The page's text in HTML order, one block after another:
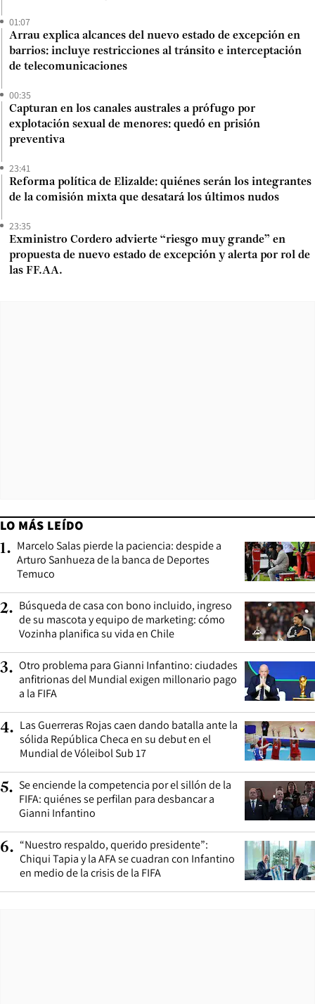
01:07
Arrau explica alcances del nuevo estado de excepción en
barrios: incluye restricciones al tránsito e interceptación
de telecomunicaciones
00:35
Capturan en los canales australes a prófugo por
explotación sexual de menores: quedó en prisión
preventiva
23:41
Reforma política de Elizalde: quiénes serán los integrantes
de la comisión mixta que desatará los últimos nudos
23:35
Exministro Cordero advierte “riesgo muy grande” en
propuesta de nuevo estado de excepción y alerta por rol de
las FF.AA.
LO MÁS LEÍDO
1. Marcelo Salas pierde la paciencia: despide a
Arturo Sanhueza de la banca de Deportes
Temuco
2. Búsqueda de casa con bono incluido, ingreso
de su mascota y equipo de marketing: cómo
Vozinha planifica su vida en Chile
3. Otro problema para Gianni Infantino: ciudades
anfitrionas del Mundial exigen millonario pago
a la FIFA
4. Las Guerreras Rojas caen dando batalla ante la
sólida República Checa en su debut en el
Mundial de Vóleibol Sub 17
5. Se enciende la competencia por el sillón de la
FIFA: quiénes se perfilan para desbancar a
Gianni Infantino
6. “Nuestro respaldo, querido presidente”:
Chiqui Tapia y la AFA se cuadran con Infantino
en medio de la crisis de la FIFA